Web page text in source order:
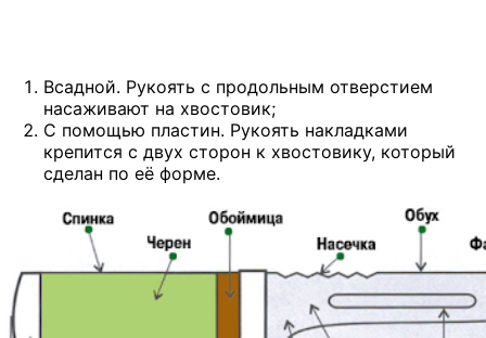
Всадной. Рукоять с продольным отверстием
насаживают на хвостовик;
С помощью пластин. Рукоять накладками
крепится с двух сторон к хвостовику, который
сделан по её форме.